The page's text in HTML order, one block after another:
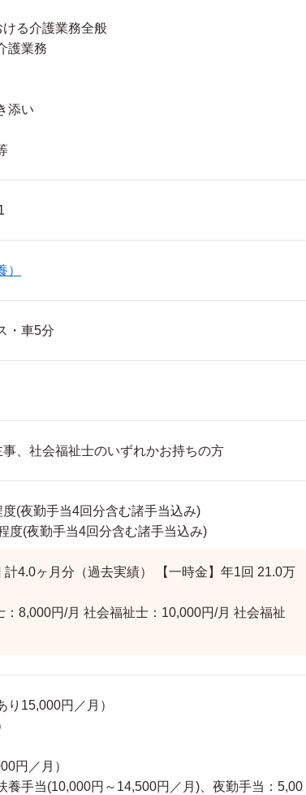
る介護業務全般
護業務
添い
・車5分
、社会福祉士のいずれかお持ちの方
(夜勤手当4回分含む諸手当込み)
度(夜勤手当4回分含む諸手当込み)
4.0ヶ月分（過去実績） 【一時金】年1回 21.0万
：8,000円/月 社会福祉士：10,000円/月 社会福祉
15,000円／月）
円／月）
養手当(10,000円～14,500円／月)、夜勤手当：5,00